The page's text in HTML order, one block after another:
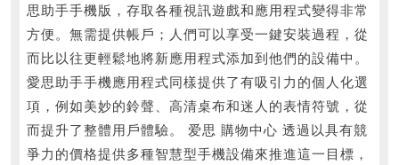
思助手手機版，存取各種視訊遊戲和應用程式變得非常
方便。無需提供帳戶；人們可以享受一鍵安裝過程，從
而比以往更輕鬆地將新應用程式添加到他們的設備中。
愛思助手手機應用程式同樣提供了有吸引力的個人化選
項，例如美妙的鈴聲、高清桌布和迷人的表情符號，從
而提升了整體用戶體驗。 爱思 購物中心 透過以具有競
爭力的價格提供多種智慧型手機設備來推進這一目標，